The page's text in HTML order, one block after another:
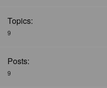
Topics:
9
Posts:
9